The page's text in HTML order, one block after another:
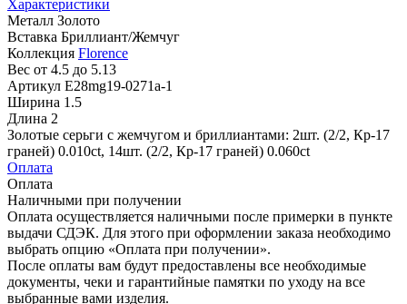
Характеристики
Металл Золото
Вставка Бриллиант/Жемчуг
Коллекция Florence
Вес от 4.5 до 5.13
Артикул E28mg19-0271a-1
Ширина 1.5
Длина 2
Золотые серьги с жемчугом и бриллиантами: 2шт. (2/2, Кр-17
граней) 0.010ct, 14шт. (2/2, Кр-17 граней) 0.060ct
Оплата
Оплата
Наличными при получении
Оплата осуществляется наличными после примерки в пункте
выдачи СДЭК. Для этого при оформлении заказа необходимо
выбрать опцию «Оплата при получении».
После оплаты вам будут предоставлены все необходимые
документы, чеки и гарантийные памятки по уходу на все
выбранные вами изделия.